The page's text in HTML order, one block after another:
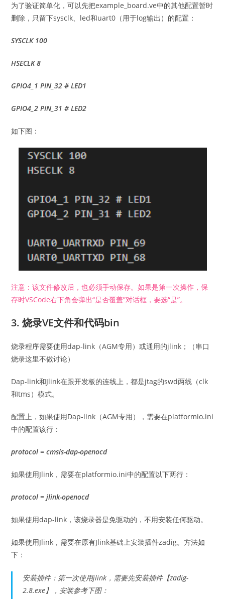
为了验证简单化，可以先把example_board.ve中的其他配置暂时
删除，只留下sysclk、led和uart0（用于log输出）的配置：
SYSCLK 100
HSECLK 8
GPIO4_1 PIN_32 # LED1
GPIO4_2 PIN_31 # LED2
如下图：
注意：该文件修改后，也必须手动保存。如果是第一次操作，保
存时VSCode右下角会弹出“是否覆盖”对话框，要选“是”。
3. 烧录VE文件和代码bin
烧录程序需要使用dap-link（AGM专用）或通用的jlink；（串口
烧录这里不做讨论）
Dap-link和Jlink在跟开发板的连线上，都是jtag的swd两线（clk
和tms）模式。
配置上，如果使用Dap-link（AGM专用），需要在platformio.ini
中的配置该行：
protocol = cmsis-dap-openocd
如果使用Jlink，需要在platformio.ini中的配置以下两行：
protocol = jlink-openocd
如果使用dap-link，该烧录器是免驱动的，不用安装任何驱动。
如果使用Jlink，需要在原有Jlink基础上安装插件zadig。方法如
下：
安装插件：第一次使用jlink，需要先安装插件【zadig-
2.8.exe】，安装参考下图：